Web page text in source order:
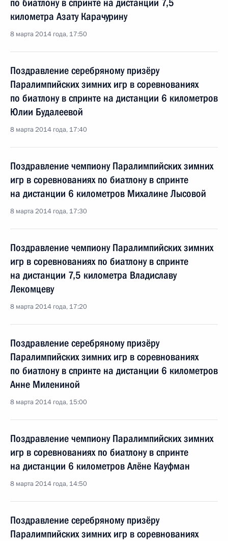
по биатлону в спринте на дистанции 7,5
километра Азату Карачурину
8 марта 2014 года, 17:50
Поздравление серебряному призёру
Паралимпийских зимних игр в соревнованиях
по биатлону в спринте на дистанции 6 километров
Юлии Будалеевой
8 марта 2014 года, 17:40
Поздравление чемпиону Паралимпийских зимних
игр в соревнованиях по биатлону в спринте
на дистанции 6 километров Михалине Лысовой
8 марта 2014 года, 17:30
Поздравление чемпиону Паралимпийских зимних
игр в соревнованиях по биатлону в спринте
на дистанции 7,5 километра Владиславу
Лекомцеву
8 марта 2014 года, 17:20
Поздравление серебряному призёру
Паралимпийских зимних игр в соревнованиях
по биатлону в спринте на дистанции 6 километров
Анне Милениной
8 марта 2014 года, 15:00
Поздравление чемпиону Паралимпийских зимних
игр в соревнованиях по биатлону в спринте
на дистанции 6 километров Алёне Кауфман
8 марта 2014 года, 14:50
Поздравление серебряному призёру
Паралимпийских зимних игр в соревнованиях